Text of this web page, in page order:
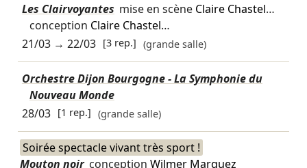
Les Clairvoyantes mise en scène Claire Chastel…
conception Claire Chastel…
21/03→ 22/03 [3 rep.] (grande salle)
Orchestre Dijon Bourgogne - La Symphonie du
Nouveau Monde
28/03 [1 rep.] (grande salle)
Soirée spectacle vivant très sport !
Mouton noir conception Wilmer Marquez